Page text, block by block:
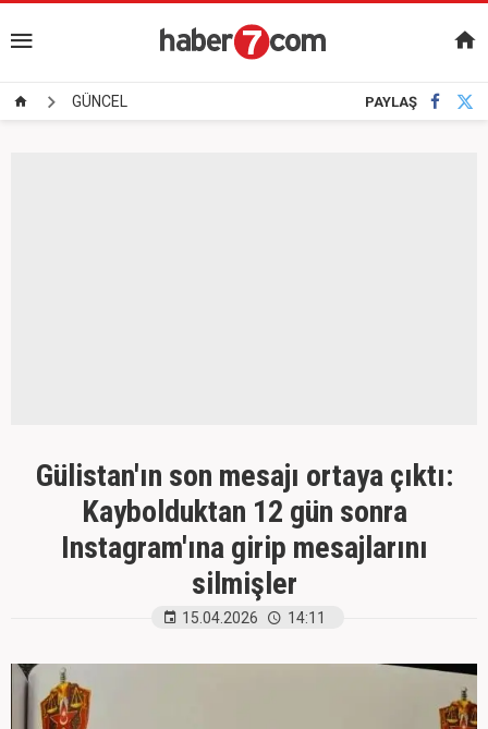
GÜNCEL PAYLAŞ
Gülistan'ın son mesajı ortaya çıktı:
Kaybolduktan 12 gün sonra
Instagram'ına girip mesajlarını
silmişler
15.04.2026 14:11